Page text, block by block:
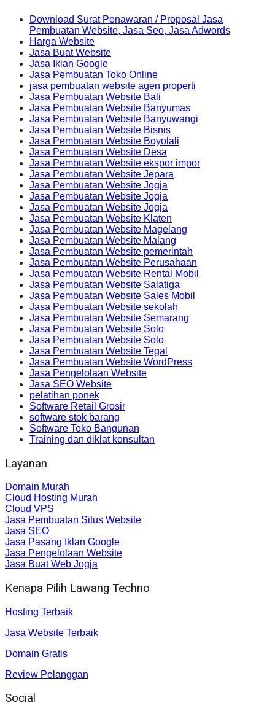
Download Surat Penawaran / Proposal Jasa
Pembuatan Website, Jasa Seo, Jasa Adwords
Harga Website
Jasa Buat Website
Jasa Iklan Google
Jasa Pembuatan Toko Online
jasa pembuatan website agen properti
Jasa Pembuatan Website Bali
Jasa Pembuatan Website Banyumas
Jasa Pembuatan Website Banyuwangi
Jasa Pembuatan Website Bisnis
Jasa Pembuatan Website Boyolali
Jasa Pembuatan Website Desa
Jasa Pembuatan Website ekspor impor
Jasa Pembuatan Website Jepara
Jasa Pembuatan Website Jogja
Jasa Pembuatan Website Jogja
Jasa Pembuatan Website Jogja
Jasa Pembuatan Website Klaten
Jasa Pembuatan Website Magelang
Jasa Pembuatan Website Malang
Jasa Pembuatan Website pemerintah
Jasa Pembuatan Website Perusahaan
Jasa Pembuatan Website Rental Mobil
Jasa Pembuatan Website Salatiga
Jasa Pembuatan Website Sales Mobil
Jasa Pembuatan Website sekolah
Jasa Pembuatan Website Semarang
Jasa Pembuatan Website Solo
Jasa Pembuatan Website Solo
Jasa Pembuatan Website Tegal
Jasa Pembuatan Website WordPress
Jasa Pengelolaan Website
Jasa SEO Website
pelatihan ponek
Software Retail Grosir
software stok barang
Software Toko Bangunan
Training dan diklat konsultan
Layanan
Domain Murah
Cloud Hosting Murah
Cloud VPS
Jasa Pembuatan Situs Website
Jasa SEO
Jasa Pasang Iklan Google
Jasa Pengelolaan Website
Jasa Buat Web Jogja
Kenapa Pilih Lawang Techno
Hosting Terbaik
Jasa Website Terbaik
Domain Gratis
Review Pelanggan
Social